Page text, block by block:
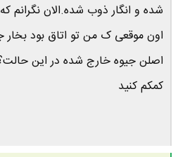
شده و انگار ذوب شده.الان
اون موقعی ک من تو اتاق بود
اصلن جیوه خارج شده در این
کمکم کنید